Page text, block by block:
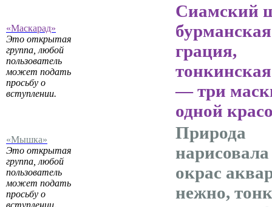
«Маскарад»
Это открытая
группа, любой
пользователь
может подать
просьбу о
вступлении.
Сиамский
бурманская
грация,
— три
одной
«Мышка»
Это открытая
группа, любой
пользователь
может подать
просьбу о
Природа
нарисовала
окрас
нежно,